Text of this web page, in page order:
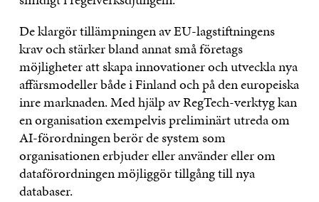
De klargör tillämpningen av EU-lagstiftningens
krav och stärker bland annat små företags
möjligheter att skapa innovationer och utveckla nya
affärsmodeller både i Finland och på den europeiska
inre marknaden. Med hjälp av RegTech-verktyg kan
en organisation exempelvis preliminärt utreda om
AI-förordningen berör de system som
organisationen erbjuder eller använder eller om
dataförordningen möjliggör tillgång till nya
databaser.